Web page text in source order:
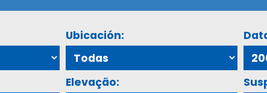
Ubicación:
Elevação: